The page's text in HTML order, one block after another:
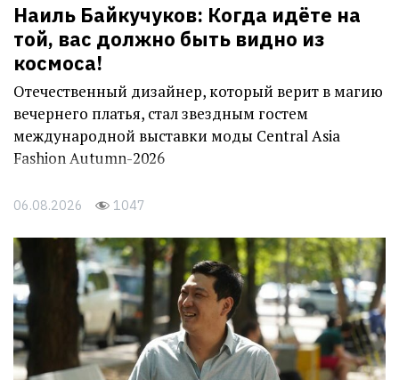
Наиль Байкучуков: Когда идёте на
той, вас должно быть видно из
космоса!
Отечественный дизайнер, который верит в магию
вечернего платья, стал звездным гостем
международной выставки моды Central Asia
Fashion Autumn-2026
06.08.2026 1047